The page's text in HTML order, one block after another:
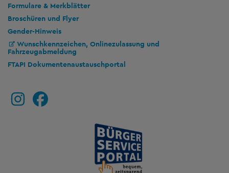
Formulare & Merkblätter
Broschüren und Flyer
Gender-Hinweis
Wunschkennzeichen, Onlinezulassung und
Fahrzeugabmeldung
FTAPI Dokumentenaustauschportal